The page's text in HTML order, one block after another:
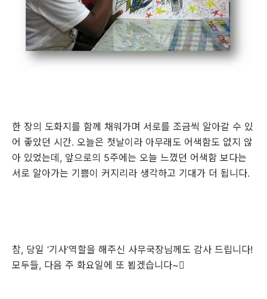
한 장의 도화지를 함께 채워가며 서로를 조금씩 알아갈 수 있
어 좋았던 시간. 오늘은 첫날이라 아무래도 어색함도 없지 않
아 있었는데, 앞으로의 5주에는 오늘 느꼈던 어색함 보다는
서로 알아가는 기쁨이 커지리라 생각하고 기대가 더 됩니다.
참, 당일 ‘기사’역할을 해주신 사무국장님께도 감사 드립니다!
모두들, 다음 주 화요일에 또 뵙겠습니다~